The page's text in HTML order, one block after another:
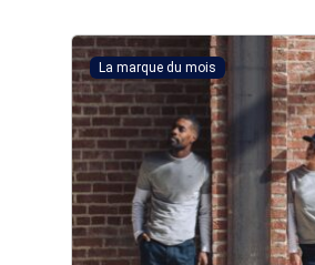
La marque du mois